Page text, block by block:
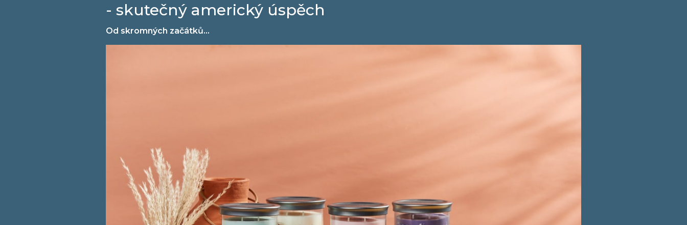
- skutečný americký úspěch
Od skromných začátků…